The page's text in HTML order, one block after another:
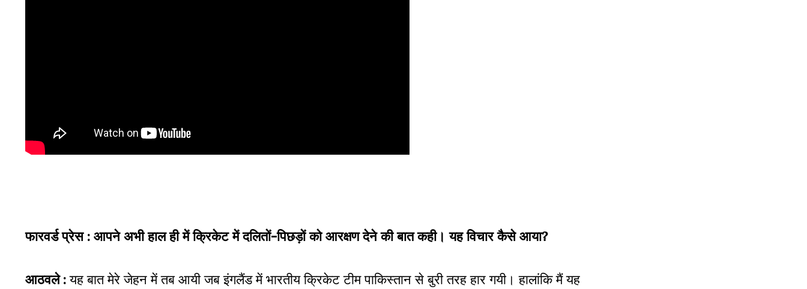
फारवर्ड प्रेस : आपने अभी हाल ही में क्रिकेट में दलितों-पिछड़ों को आरक्षण देने की बात कही। यह विचार कैसे आया?
आठवले :यह बात मेरे जेहन में तब आयी जब इंगलैंड में भारतीय क्रिकेट टीम पाकिस्तान से बुरी तरह हार गयी। हालांकि मैं यह